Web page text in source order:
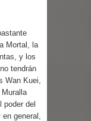
Mortal, la
y los
tendrán
Wan Kuei,
del
general,